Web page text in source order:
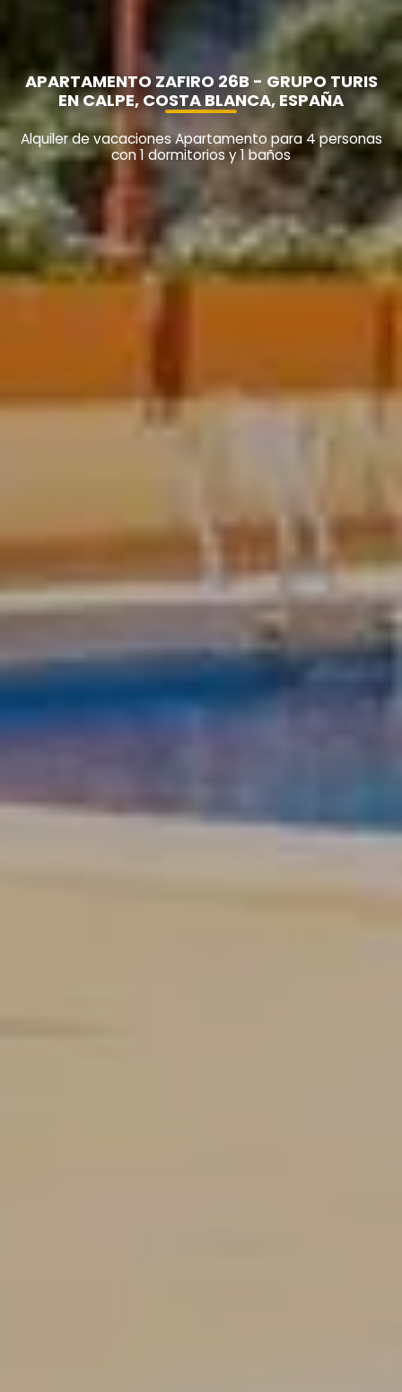
APARTAMENTO ZAFIRO 26B - GRUPO TURIS
EN CALPE, COSTA BLANCA, ESPAÑA
Alquiler de vacaciones Apartamento para 4 personas
con 1 dormitorios y 1 baños